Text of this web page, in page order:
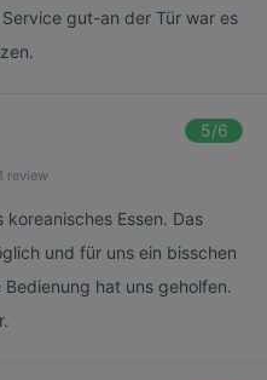
gut-an der Tür war es
5/6
1 review
Essen. Das
und für uns ein bisschen
hat uns geholfen.